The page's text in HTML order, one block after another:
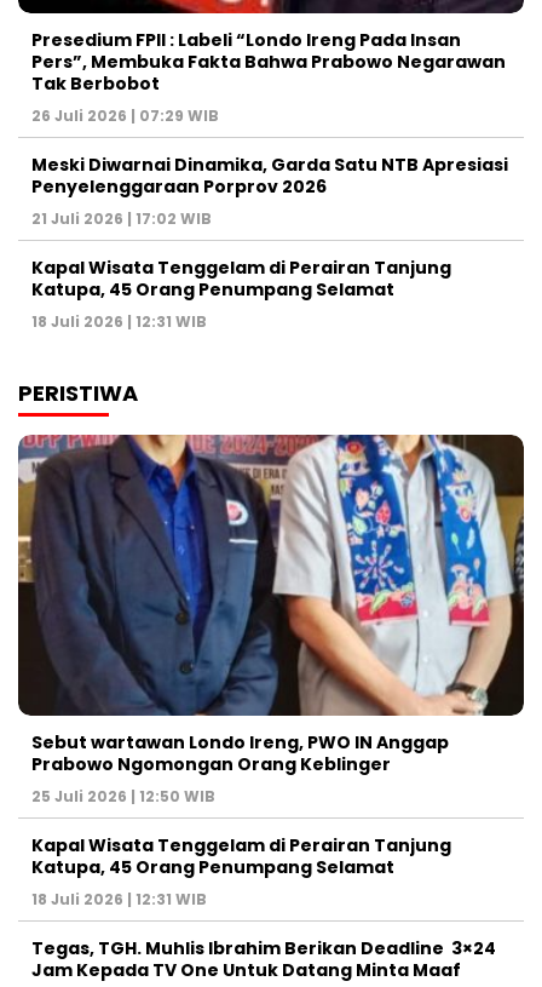
Presedium FPII : Labeli “Londo Ireng Pada Insan
Pers”, Membuka Fakta Bahwa Prabowo Negarawan
Tak Berbobot
26 Juli 2026 | 07:29 WIB
Meski Diwarnai Dinamika, Garda Satu NTB Apresiasi
Penyelenggaraan Porprov 2026 ‎
21 Juli 2026 | 17:02 WIB
Kapal Wisata Tenggelam di Perairan Tanjung
Katupa, 45 Orang Penumpang Selamat
18 Juli 2026 | 12:31 WIB
PERISTIWA
Sebut wartawan Londo Ireng, PWO IN Anggap
Prabowo Ngomongan Orang Keblinger
25 Juli 2026 | 12:50 WIB
Kapal Wisata Tenggelam di Perairan Tanjung
Katupa, 45 Orang Penumpang Selamat
18 Juli 2026 | 12:31 WIB
Tegas, TGH. Muhlis Ibrahim Berikan Deadline 3×24
Jam Kepada TV One Untuk Datang Minta Maaf